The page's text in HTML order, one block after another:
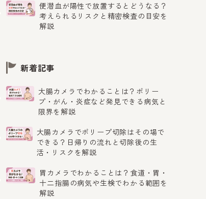
便潜血が陽性で放置するとどうなる？
考えられるリスクと精密検査の目安を
解説
新着記事
大腸カメラでわかることは？ポリー
プ・がん・炎症など発見できる病気と
限界を解説
大腸カメラでポリープ切除はその場で
できる？日帰りの流れと切除後の生
活・リスクを解説
胃カメラでわかることは？食道・胃・
十二指腸の病気や生検でわかる範囲を
解説